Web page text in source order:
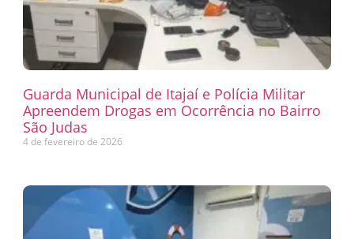
Guarda Municipal de Itajaí e Polícia Militar
Apreendem Drogas em Ocorrência no Bairro
São Judas
4 de fevereiro de 2026